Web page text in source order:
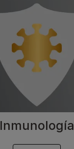
Inmunología